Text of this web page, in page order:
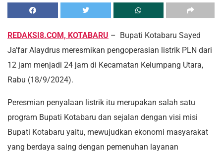
REDAKSI8.COM, KOTABARU – Bupati Kotabaru Sayed
Ja’far Alaydrus meresmikan pengoperasian listrik PLN dari
12 jam menjadi 24 jam di Kecamatan Kelumpang Utara,
Rabu (18/9/2024).
Peresmian penyalaan listrik itu merupakan salah satu
program Bupati Kotabaru dan sejalan dengan visi misi
Bupati Kotabaru yaitu, mewujudkan ekonomi masyarakat
yang berdaya saing dengan pemenuhan layanan